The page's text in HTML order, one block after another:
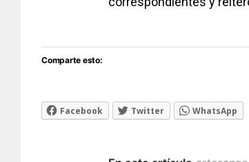
Comparte esto:
Facebook Twitter WhatsApp